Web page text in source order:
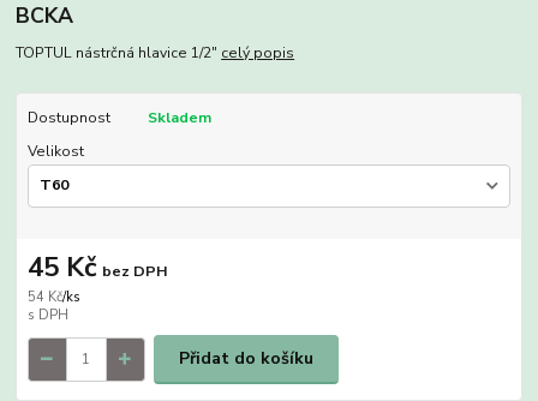
BCKA
TOPTUL nástrčná hlavice 1/2" celý popis
Dostupnost
Skladem
Velikost
54 Kč/ks
45 Kč bez DPH
Přidat do košíku